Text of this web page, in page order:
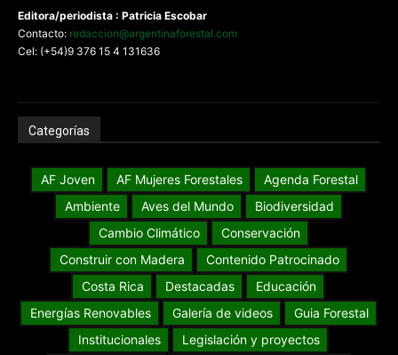
Editora/periodista : Patricia Escobar
Contacto: redaccion@argentinaforestal.com
Cel: (+54)9 376 15 4 131636
Categorías
AF Joven AF Mujeres Forestales
Agenda Forestal
Ambiente
Aves del Mundo
Biodiversidad
Cambio Climático
Conservación
Construir con Madera
Contenido Patrocinado
Costa Rica
Destacadas
Educación
Energías Renovables
Galería de videos
Guia Forestal
Institucionales
Legislación y proyectos